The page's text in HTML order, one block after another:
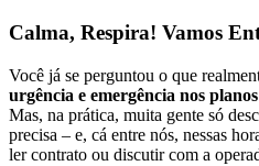
Calma, Respira! Vamos
Você já se perguntou o que
urgência e emergência nos
Mas, na prática, muita gente só
precisa – e, cá entre nós, nessas
ler contrato ou discutir com a